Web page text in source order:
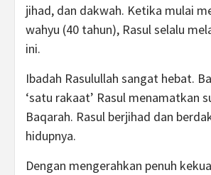
jihad, dan dakwah. Ketika mulai
wahyu (40 tahun), Rasul selalu
ini.
Ibadah Rasulullah sangat hebat.
‘satu rakaat’ Rasul menamatkan
Baqarah. Rasul berjihad dan
hidupnya.
Dengan mengerahkan penuh